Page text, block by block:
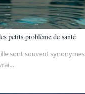
petits problème de santé
sont souvent synonymes